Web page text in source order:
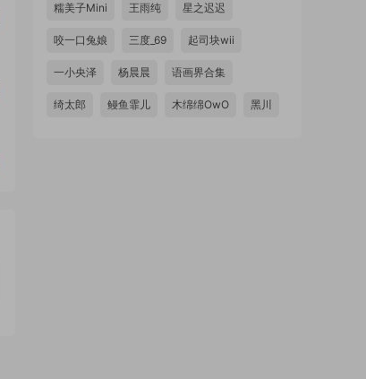
糯美子Mini 王雨纯 星之迟迟
咬一口兔娘 三度_69 起司块wii
一小央泽 杨晨晨 语画界合集
绮太郎 鳗鱼霏儿 木绵绵OwO 黑川